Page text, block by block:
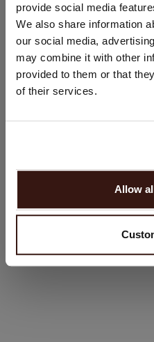
provide social media
We also share information
our social media,
may combine it with other
provided to them or that
of their services.
Allow
Recht model
Handwas, chemisch reinigen
100% Organisch Cashmere
PASVORM
VERZENDEN &
U bezoekt Repeat cashmere
land wijzigen?
Verenigde Staten
GA